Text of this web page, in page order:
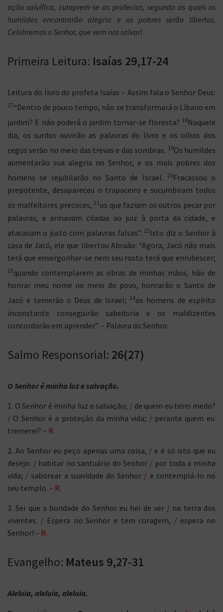
ação salvífica, cumprem-se as profecias, segundo as quais os
humildes encontrarão alegria e os pobres serão libertos.
Celebremos o Senhor, que vem nos salvar!
Primeira Leitura: Isaías 29,17-24
Leitura do livro do profeta Isaías – Assim fala o Senhor Deus:
17“Dentro de pouco tempo, não se transformará o Líbano em
jardim? E não poderá o jardim tornar-se floresta? 18Naquele
dia, os surdos ouvirão as palavras do livro e os olhos dos
cegos verão no meio das trevas e das sombras. 19Os humildes
aumentarão sua alegria no Senhor, e os mais pobres dos
homens se rejubilarão no Santo de Israel.
20Fracassou o
prepotente, desapareceu o trapaceiro e sucumbiram todos
os malfeitores precoces,21os que faziam os outros pecar por
palavras, e armavam ciladas ao juiz à porta da cidade, e
atacavam o justo com palavras falsas”.22 Isto diz o Senhor à
casa de Jacó, ele que libertou Abraão: “Agora, Jacó não mais
terá que envergonhar-se nem seu rosto terá que enrubescer;
23quando contemplarem as obras de minhas mãos, hão de
honrar meu nome no meio do povo, honrarão o Santo de
Jacó e temerão o Deus de Israel;24os homens de espírito
inconstante conseguirão sabedoria e os maldizentes
concordarão em aprender”. – Palavra do Senhor.
Salmo Responsorial: 26(27)
O Senhor é minha luz e salvação.
1. O Senhor é minha luz e salvação; / de quem eu terei medo?
/ O Senhor é a proteção da minha vida; / perante quem eu
tremerei? – R.
2. Ao Senhor eu peço apenas uma coisa, / e é só isto que eu
desejo: / habitar no santuário do Senhor / por toda a minha
vida; / saborear a suavidade do Senhor / e contemplá-lo no
seu templo. – R.
3. Sei que a bondade do Senhor eu hei de ver / na terra dos
viventes. / Espera no Senhor e tem coragem, / espera no
Senhor! – R.
Evangelho: Mateus 9,27-31
Aleluia, aleluia, aleluia.